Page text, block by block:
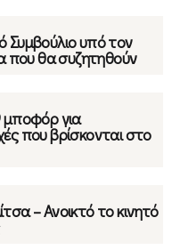
Συμβούλιο υπό τον
θα συζητηθούν
μποφόρ για
που βρίσκονται στο
– Ανοικτό το κινητό